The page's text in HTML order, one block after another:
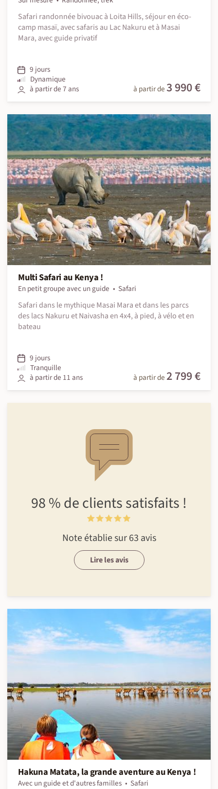
Safari randonnée bivouac à Loita Hills, séjour en éco-
camp masaï, avec safaris au Lac Nakuru et à Masai
Mara, avec guide privatif
9 jours
Dynamique
à partir de 7 ans
à partir de 3 990 €
Multi Safari au Kenya !
En petit groupe avec un guide
Safari
Safari dans le mythique Masai Mara et dans les parcs
des lacs Nakuru et Naivasha en 4x4, à pied, à vélo et en
bateau
9 jours
Tranquille
à partir de 11 ans
à partir de 2 799 €
98 %de clientssatisfaits !
Note établie sur 63 avis
Lire les avis
Hakuna Matata, la grande aventure au Kenya !
Avec un guide et d'autres familles
Safari